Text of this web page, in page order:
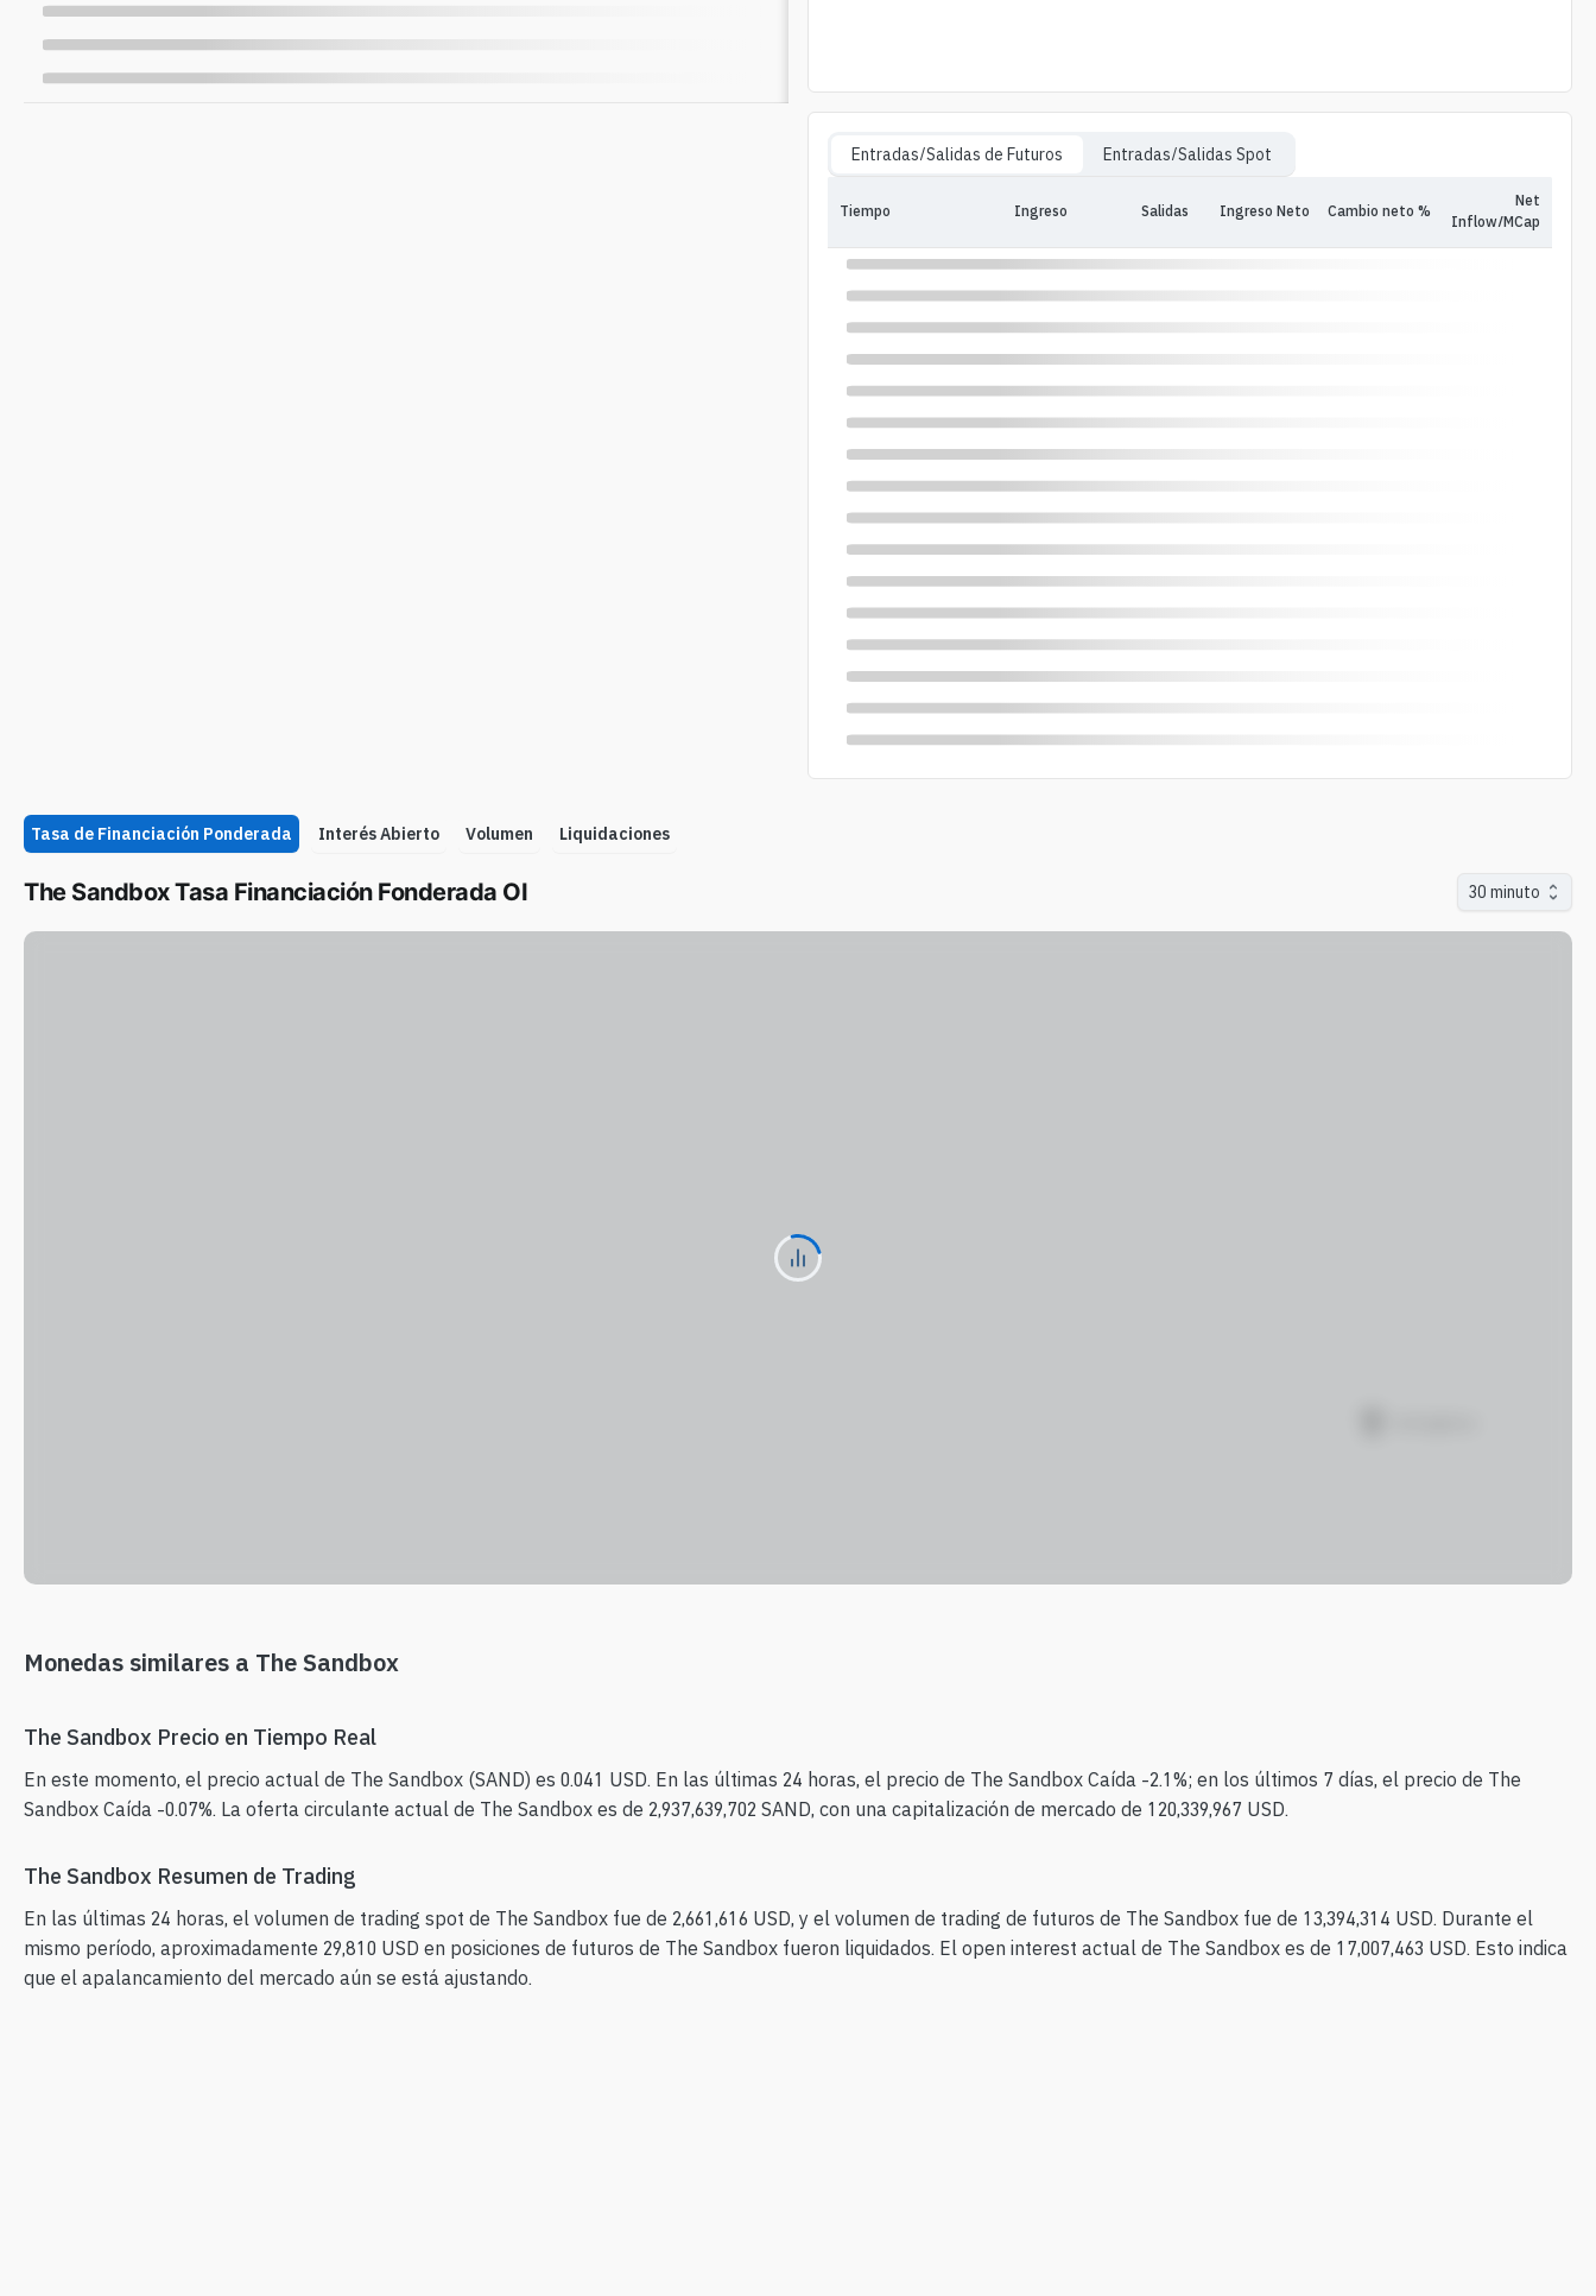
Entradas/Salidas de Futuros Entradas/Salidas Spot
Tiempo Ingreso Salidas Ingreso Neto Cambio neto %
Net
Inflow/MCap
Tasa de Financiación Ponderada Interés Abierto Volumen Liquidaciones
The Sandbox Tasa Financiación Fonderada OI 30 minuto
Monedas similares a The Sandbox
The Sandbox Precio en Tiempo Real
En este momento, el precio actual de The Sandbox (SAND) es 0.041 USD. En las últimas 24 horas, el precio de The Sandbox Caída -2.1%; en los últimos 7 días, el precio de The
Sandbox Caída -0.07%. La oferta circulante actual de The Sandbox es de 2,937,639,702 SAND, con una capitalización de mercado de 120,339,967 USD.
The Sandbox Resumen de Trading
En las últimas 24 horas, el volumen de trading spot de The Sandbox fue de 2,661,616 USD, y el volumen de trading de futuros de The Sandbox fue de 13,394,314 USD. Durante el
mismo período, aproximadamente 29,810 USD en posiciones de futuros de The Sandbox fueron liquidados. El open interest actual de The Sandbox es de 17,007,463 USD. Esto indica
que el apalancamiento del mercado aún se está ajustando.